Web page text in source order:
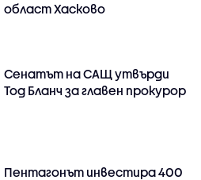
област Хасково
Сенатът на САЩ утвърди
Тод Бланч за главен прокурор
Пентагонът инвестира 400